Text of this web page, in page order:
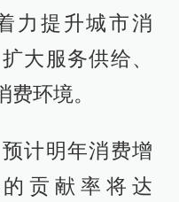
力提升城市消
大服务供给、
环境。
计明年消费增
贡献率将达